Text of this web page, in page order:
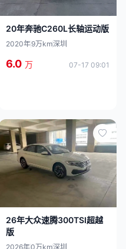
20年奔驰C260L长轴运动版
2020年9万km深圳
6.0 万 07-17 09:01
26年大众速腾300TSI超越
版
2026年0万km深圳